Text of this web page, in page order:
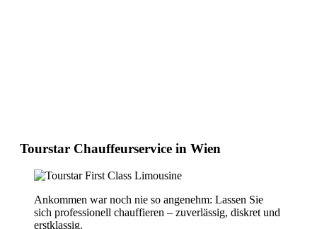
Tourstar Chauffeurservice in Wien
Ankommen war noch nie so angenehm: Lassen Sie
sich professionell chauffieren – zuverlässig, diskret und
erstklassig.